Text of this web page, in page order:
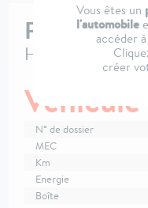
Vous êtes un
l'automobile
accéder
créer
PEUGEOT
Hybrid 145 e-
N° de dossier
MEC
Km
Energie
Boîte